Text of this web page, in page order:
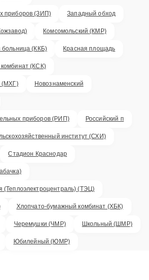
приборов (ЗИП) Западный обход
Комсомольский (КМР)
больница (ККБ) Красная площадь
(КСК)
(МХГ) Новознаменский
приборов (РИП) Российский п
институт (СХИ)
Стадион Краснодар
(Теплоэлектроцентраль) (ТЭЦ)
Хлопчато-бумажный комбинат (ХБК)
Черемушки (ЧМР) Школьный (ШМР)
Юбилейный (ЮМР)